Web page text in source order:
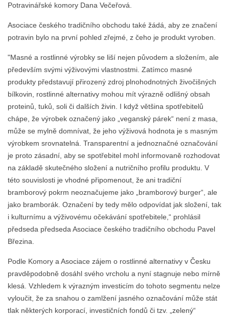
Potravinářské komory Dana Večeřová.
Asociace českého tradičního obchodu také žádá, aby ze značení
potravin bylo na první pohled zřejmé, z čeho je produkt vyroben.
"Masné a rostlinné výrobky se liší nejen původem a složením, ale
především svými výživovými vlastnostmi. Zatímco masné
produkty představují přirozený zdroj plnohodnotných živočišných
bílkovin, rostlinné alternativy mohou mít výrazně odlišný obsah
proteinů, tuků, soli či dalších živin. I když většina spotřebitelů
chápe, že výrobek označený jako „veganský párek“ není z masa,
může se mylně domnívat, že jeho výživová hodnota je s masným
výrobkem srovnatelná. Transparentní a jednoznačné označování
je proto zásadní, aby se spotřebitel mohl informovaně rozhodovat
na základě skutečného složení a nutričního profilu produktu. V
této souvislosti je vhodné připomenout, že ani tradiční
bramborový pokrm neoznačujeme jako „bramborový burger“, ale
jako bramborák. Označení by tedy mělo odpovídat jak složení, tak
i kulturnímu a výživovému očekávání spotřebitele,“ prohlásil
předseda předseda Asociace českého tradičního obchodu Pavel
Březina.
Podle Komory a Asociace zájem o rostlinné alternativy v Česku
pravděpodobně dosáhl svého vrcholu a nyní stagnuje nebo mírně
klesá. Vzhledem k výrazným investicím do tohoto segmentu nelze
vyloučit, že za snahou o zamlžení jasného označování může stát
tlak některých korporací, investičních fondů či tzv. „zelený“